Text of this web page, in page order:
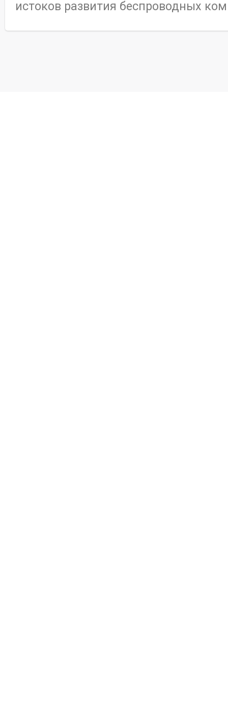
истоков развития беспроводных